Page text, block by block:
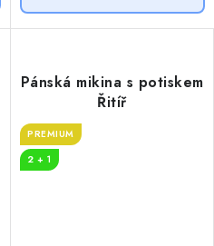
Pánská mikina s potiskem
Řitíř
PREMIUM
2 + 1